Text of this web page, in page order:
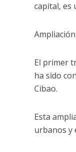
capital, es
El primer
ha sido
Cibao.
Esta
urbanos y